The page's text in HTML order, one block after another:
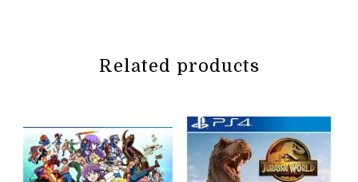
Related products